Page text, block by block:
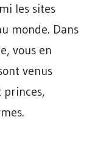
les sites
monde. Dans
vous en
venus
princes,